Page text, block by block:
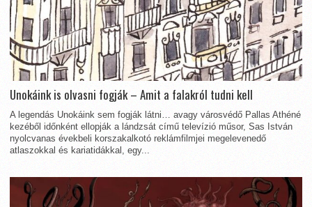
Unokáink is olvasni fogják – Amit a falakról tudni kell
A legendás Unokáink sem fogják látni… avagy városvédő Pallas Athéné
kezéből időnként ellopják a lándzsát című televízió műsor, Sas István
nyolcvanas évekbeli korszakalkotó reklámfilmjei megelevenedő
atlaszokkal és kariatidákkal, egy...